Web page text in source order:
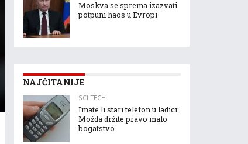
Moskva se sprema izazvati
potpuni haos u Evropi
NAJČITANIJE
SCI-TECH
Imate li stari telefon u ladici:
Možda držite pravo malo
bogatstvo